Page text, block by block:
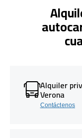
Alquiler
Verona
Contáctenos